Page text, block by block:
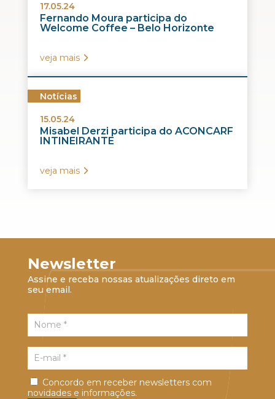
17.05.24
Fernando Moura participa do
Welcome Coffee – Belo Horizonte
veja mais
Notícias
15.05.24
Misabel Derzi participa do ACONCARF
INTINEIRANTE
veja mais
Newsletter
Assine e receba nossas atualizações direto em
seu email.
Concordo em receber newsletters com
novidades e informações.